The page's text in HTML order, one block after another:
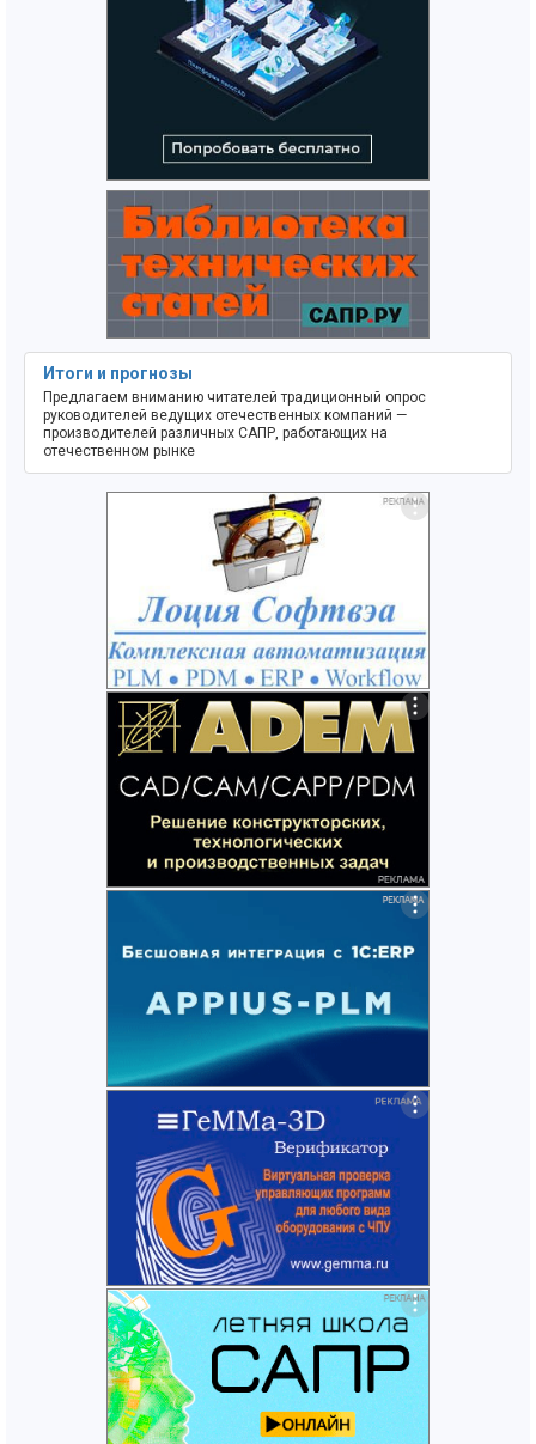
Итоги и прогнозы
Предлагаем вниманию читателей традиционный опрос
руководителей ведущих отечественных компаний —
производителей различных САПР, работающих на
отечественном рынке